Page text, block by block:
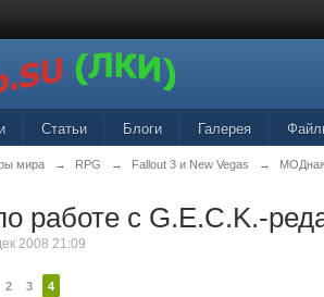
Статьи Блоги Галерея
мира → RPG → Fallout 3 и New Vegas →
работе с G.E.C.K.-
2008 21:09
2 3 4